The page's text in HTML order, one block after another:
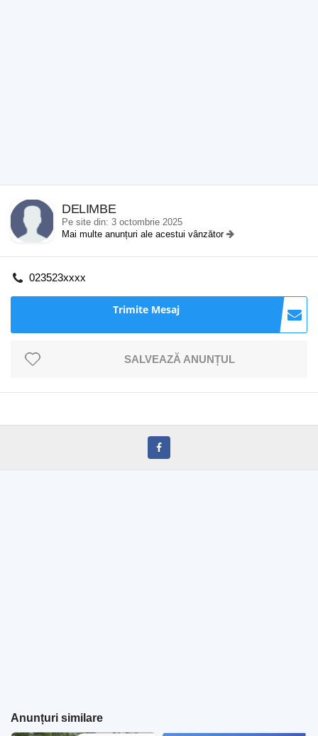
DELIMBE
Pe site din: 3 octombrie 2025
Mai multe anunțuri ale acestui vânzător
023523xxxx
Trimite Mesaj
SALVEAZĂ ANUNȚUL
Anunțuri similare